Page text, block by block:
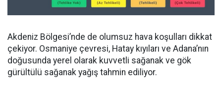
Akdeniz Bölgesi’nde de olumsuz hava koşulları dikkat
çekiyor. Osmaniye çevresi, Hatay kıyıları ve Adana’nın
doğusunda yerel olarak kuvvetli sağanak ve gök
gürültülü sağanak yağış tahmin ediliyor.